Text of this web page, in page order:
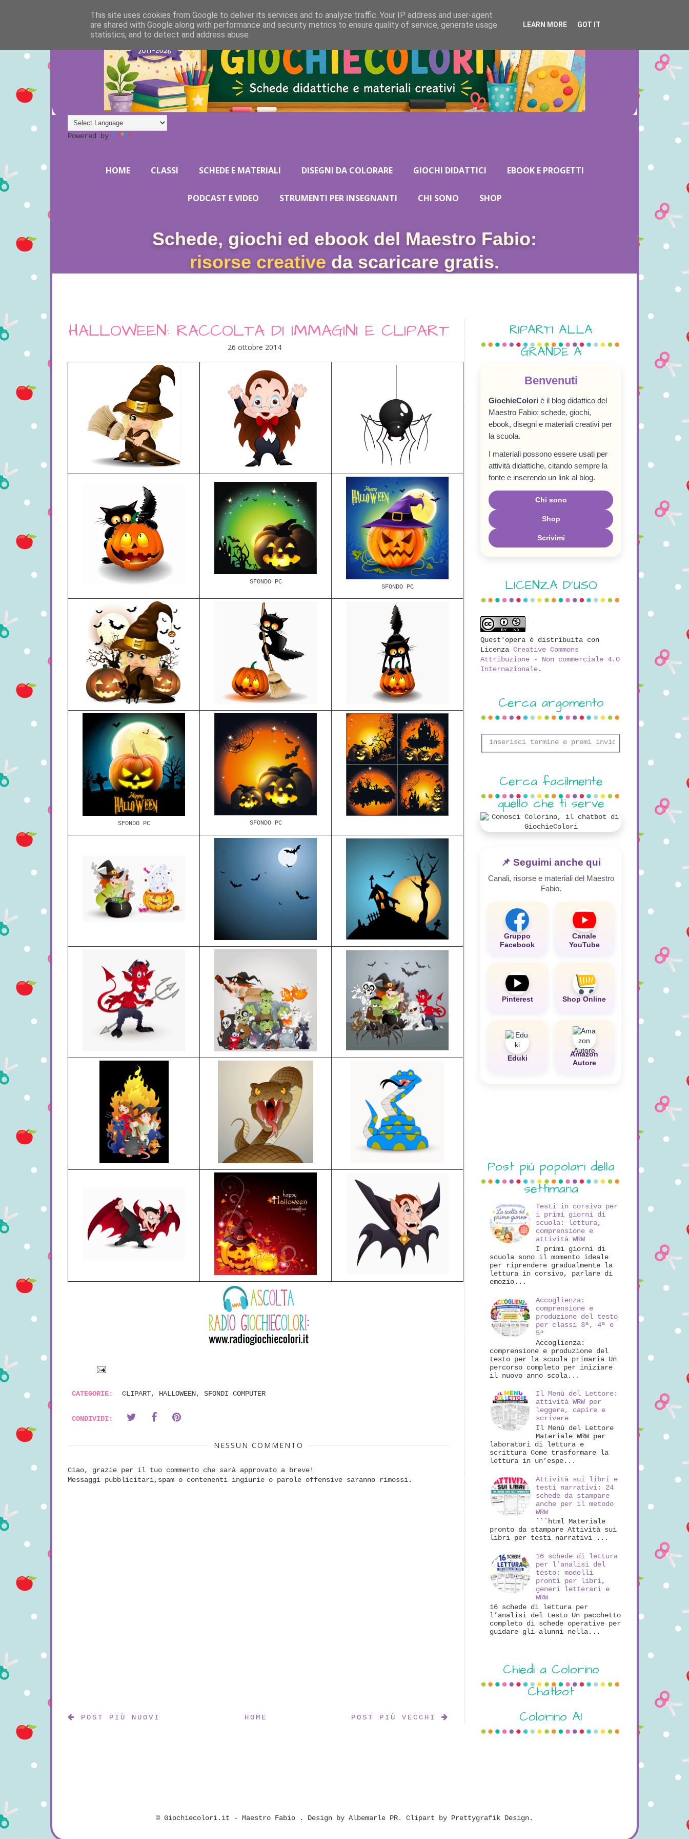
Powered by
HOME CLASSI SCHEDE E MATERIALI DISEGNI DA COLORARE GIOCHI DIDATTICI EBOOK E PROGETTI
PODCAST E VIDEO STRUMENTI PER INSEGNANTI CHI SONO SHOP
Schede, giochi ed ebook del Maestro Fabio:
risorse creative da scaricare gratis.
HALLOWEEN: RACCOLTA DI IMMAGINI E CLIPART
26 ottobre 2014
SFONDO PC
SFONDO PC
SFONDO PC SFONDO PC
CATEGORIE: CLIPART, HALLOWEEN, SFONDI COMPUTER
CONDIVIDI:
NESSUN COMMENTO
Ciao, grazie per il tuo commento che sarà approvato a breve!
Messaggi pubblicitari,spam o contenenti ingiurie o parole offensive saranno rimossi.
POST PIÙ NUOVI POST PIÙ VECCHI
HOME
RIPARTI ALLA
GRANDE A
SETTEMBRE!
Benvenuti
GiochieColori è il blog didattico del
Maestro Fabio: schede, giochi,
ebook, disegni e materiali creativi per
la scuola.
I materiali possono essere usati per
attività didattiche, citando sempre la
fonte e inserendo un link al blog.
Chi sono
Shop
Scrivimi
LICENZA D'USO
Quest'opera è distribuita con
Licenza Creative Commons
Attribuzione - Non commerciale 4.0
Internazionale.
Cerca argomento
Cerca facilmente
quello che ti serve
📌 Seguimi anche qui
Canali, risorse e materiali del Maestro
Fabio.
Gruppo
Facebook
Canale
YouTube
Pinterest Shop Online
Eduki
Amazon
Autore
Post più popolari della
settimana
Testi in corsivo per
i primi giorni di
scuola: lettura,
comprensione e
attività WRW
I primi giorni di
scuola sono il momento ideale
per riprendere gradualmente la
lettura in corsivo, parlare di
emozio...
Accoglienza:
comprensione e
produzione del testo
per classi 3ª, 4ª e
5ª
Accoglienza:
comprensione e produzione del
testo per la scuola primaria Un
percorso completo per iniziare
il nuovo anno scola...
Il Menù del Lettore:
attività WRW per
leggere, capire e
scrivere
Il Menù del Lettore
Materiale WRW per
laboratori di lettura e
scrittura Come trasformare la
lettura in un’espe...
Attività sui libri e
testi narrativi: 24
schede da stampare
anche per il metodo
WRW
```html Materiale
pronto da stampare Attività sui
libri per testi narrativi ...
16 schede di lettura
per l’analisi del
testo: modelli
pronti per libri,
generi letterari e
WRW
16 schede di lettura per
l’analisi del testo Un pacchetto
completo di schede operative per
guidare gli alunni nella...
Chiedi a Colorino
Chatbot
Colorino AI
© Giochiecolori.it - Maestro Fabio . Design by Albemarle PR. Clipart by Prettygrafik Design.
This site uses cookies from Google to deliver its services and to analyze traffic. Your IP address and user-agent
are shared with Google along with performance and security metrics to ensure quality of service, generate usage
statistics, and to detect and address abuse.
LEARN MORE GOT IT